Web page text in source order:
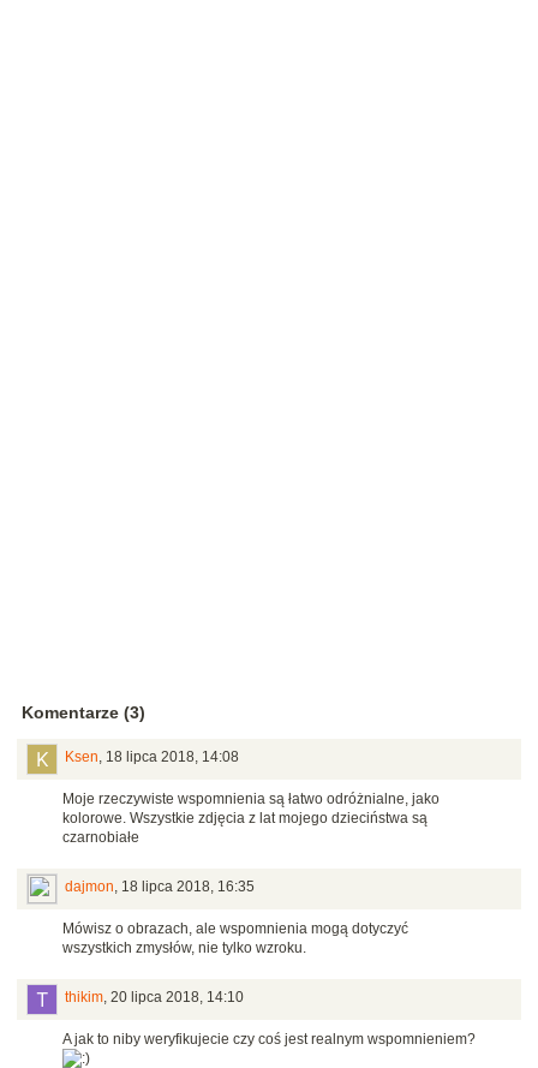
Komentarze (3)
Ksen, 18 lipca 2018, 14:08
Moje rzeczywiste wspomnienia są łatwo odróżnialne, jako
kolorowe. Wszystkie zdjęcia z lat mojego dzieciństwa są
czarnobiałe
dajmon, 18 lipca 2018, 16:35
Mówisz o obrazach, ale wspomnienia mogą dotyczyć
wszystkich zmysłów, nie tylko wzroku.
thikim, 20 lipca 2018, 14:10
A jak to niby weryfikujecie czy coś jest realnym wspomnieniem?